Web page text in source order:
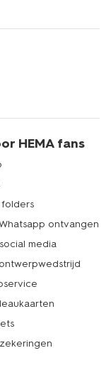
HEMA fans
ontvangen
media